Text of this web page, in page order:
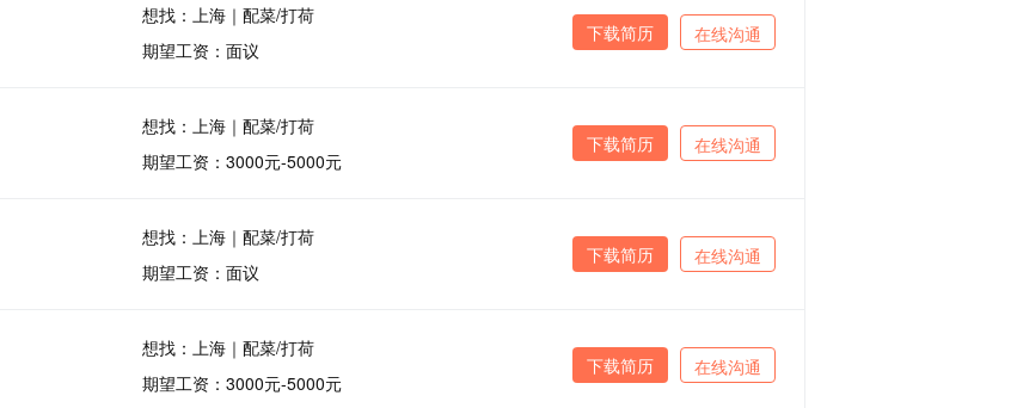
想找：上海｜配菜/打荷
期望工资：面议
在线沟通
下载简历
想找：上海｜配菜/打荷
期望工资：3000元-5000元
在线沟通
下载简历
想找：上海｜配菜/打荷
期望工资：面议
在线沟通
下载简历
想找：上海｜配菜/打荷
期望工资：3000元-5000元
在线沟通
下载简历